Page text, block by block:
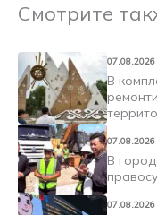
Смотрите
В
В